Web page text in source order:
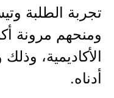
تجربة الطلبة
ومنحهم مرونة
الأكاديمية،
أدناه.